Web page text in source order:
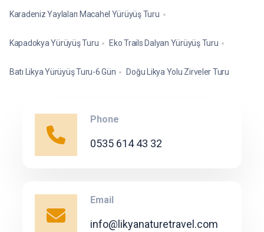
Karadeniz Yaylaları Macahel Yürüyüş Turu
Kapadokya Yürüyüş Turu Eko Trails Dalyan Yürüyüş Turu
Batı Likya Yürüyüş Turu-6 Gün Doğu Likya Yolu Zirveler Turu
Phone
0535 614 43 32
Email
info@likyanaturetravel.com